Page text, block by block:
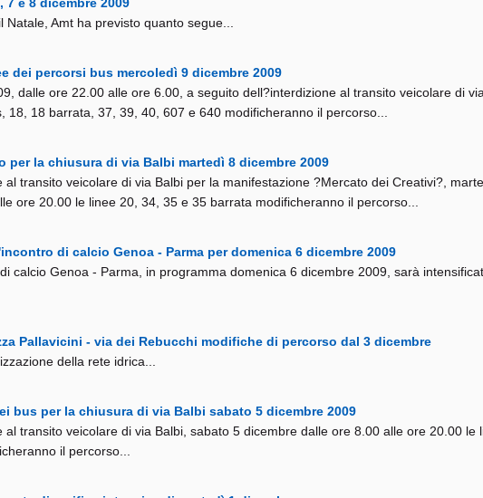
Amt ha previsto quanto segue...
dei percorsi bus mercoledì 9 dicembre 2009
dalle ore 22.00 alle ore 6.00, a seguito dell?interdizione al transito veicolare di
18, 18 barrata, 37, 39, 40, 607 e 640 modificheranno il percorso...
per la chiusura di via Balbi martedì 8 dicembre 2009
al transito veicolare di via Balbi per la manifestazione ?Mercato dei Creativi?,
ore 20.00 le linee 20, 34, 35 e 35 barrata modificheranno il percorso...
di calcio Genoa - Parma per domenica 6 dicembre 2009
calcio Genoa - Parma, in programma domenica 6 dicembre 2009, sarà
Pallavicini - via dei Rebucchi modifiche di percorso dal 3 dicembre
della rete idrica...
bus per la chiusura di via Balbi sabato 5 dicembre 2009
al transito veicolare di via Balbi, sabato 5 dicembre dalle ore 8.00 alle ore 20.00 le
il percorso...